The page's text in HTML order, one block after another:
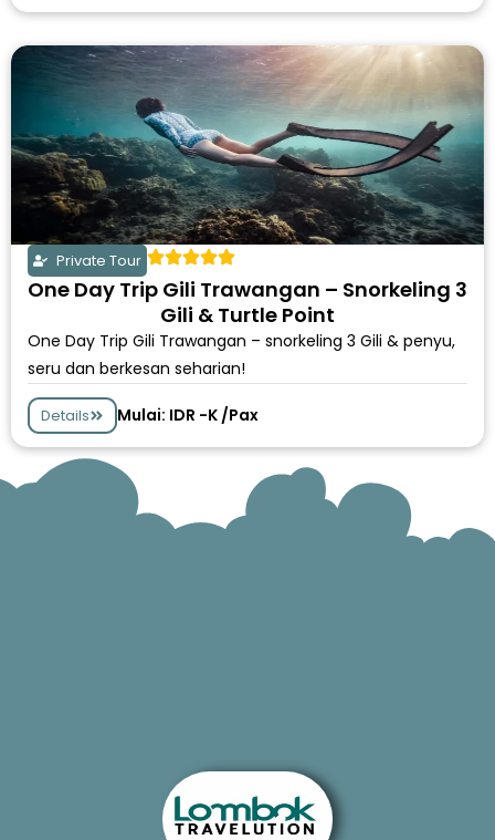
Private Tour
One Day Trip Gili Trawangan – Snorkeling 3
Gili & Turtle Point
One Day Trip Gili Trawangan – snorkeling 3 Gili & penyu,
seru dan berkesan seharian!
Details Mulai: IDR -K /Pax